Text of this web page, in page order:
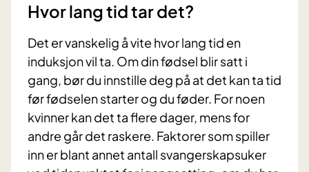
Hvor lang tid tar det?
Det er vanskelig å vite hvor lang tid en
induksjon vil ta. Om din fødsel blir satt i
gang, bør du innstille deg på at det kan ta tid
før fødselen starter og du føder. For noen
kvinner kan det ta flere dager, mens for
andre går det raskere. Faktorer som spiller
inn er blant annet antall svangerskapsuker